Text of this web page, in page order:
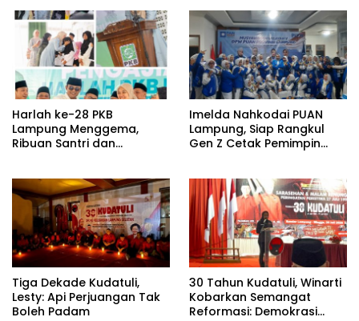
Harlah ke-28 PKB
Lampung Menggema,
Ribuan Santri dan
Candipuro
Imelda Nahkodai PUAN
Lampung, Siap Rangkul
Gen Z Cetak Pemimpin
Tiga Dekade Kudatuli,
Lesty: Api Perjuangan Tak
Boleh Padam
30 Tahun Kudatuli, Winarti
Kobarkan Semangat
Reformasi: Demokrasi